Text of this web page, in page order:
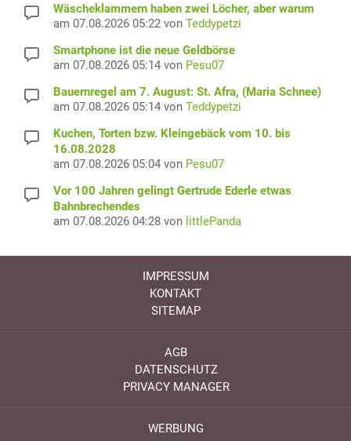
Wäscheklammern haben zwei Löcher, aber warum
am 07.08.2026 05:22 von Teddypetzi
Smartphone ist die neue Geldbörse
am 07.08.2026 05:14 von Pesu07
Bauernregel am 7. August: St. Afra, (Maria Schnee)
am 07.08.2026 05:14 von Teddypetzi
Kuchen, Torten bzw. Kleingebäck vom 10. bis
16.08.2028
am 07.08.2026 05:04 von Pesu07
Vor 100 Jahren gelingt Gertrude Ederle etwas
Bahnbrechendes
am 07.08.2026 04:28 von littlePanda
IMPRESSUM
KONTAKT
SITEMAP
AGB
DATENSCHUTZ
PRIVACY MANAGER
WERBUNG